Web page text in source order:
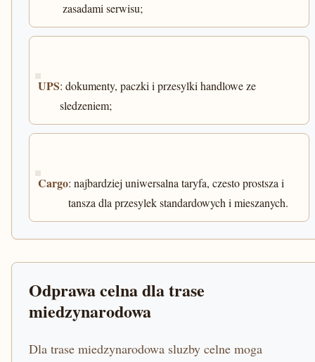
zasadami serwisu;
UPS: dokumenty, paczki i przesylki handlowe ze
sledzeniem;
Cargo: najbardziej uniwersalna taryfa, czesto prostsza i
tansza dla przesylek standardowych i mieszanych.
Odprawa celna dla trase
miedzynarodowa
Dla trase miedzynarodowa sluzby celne moga